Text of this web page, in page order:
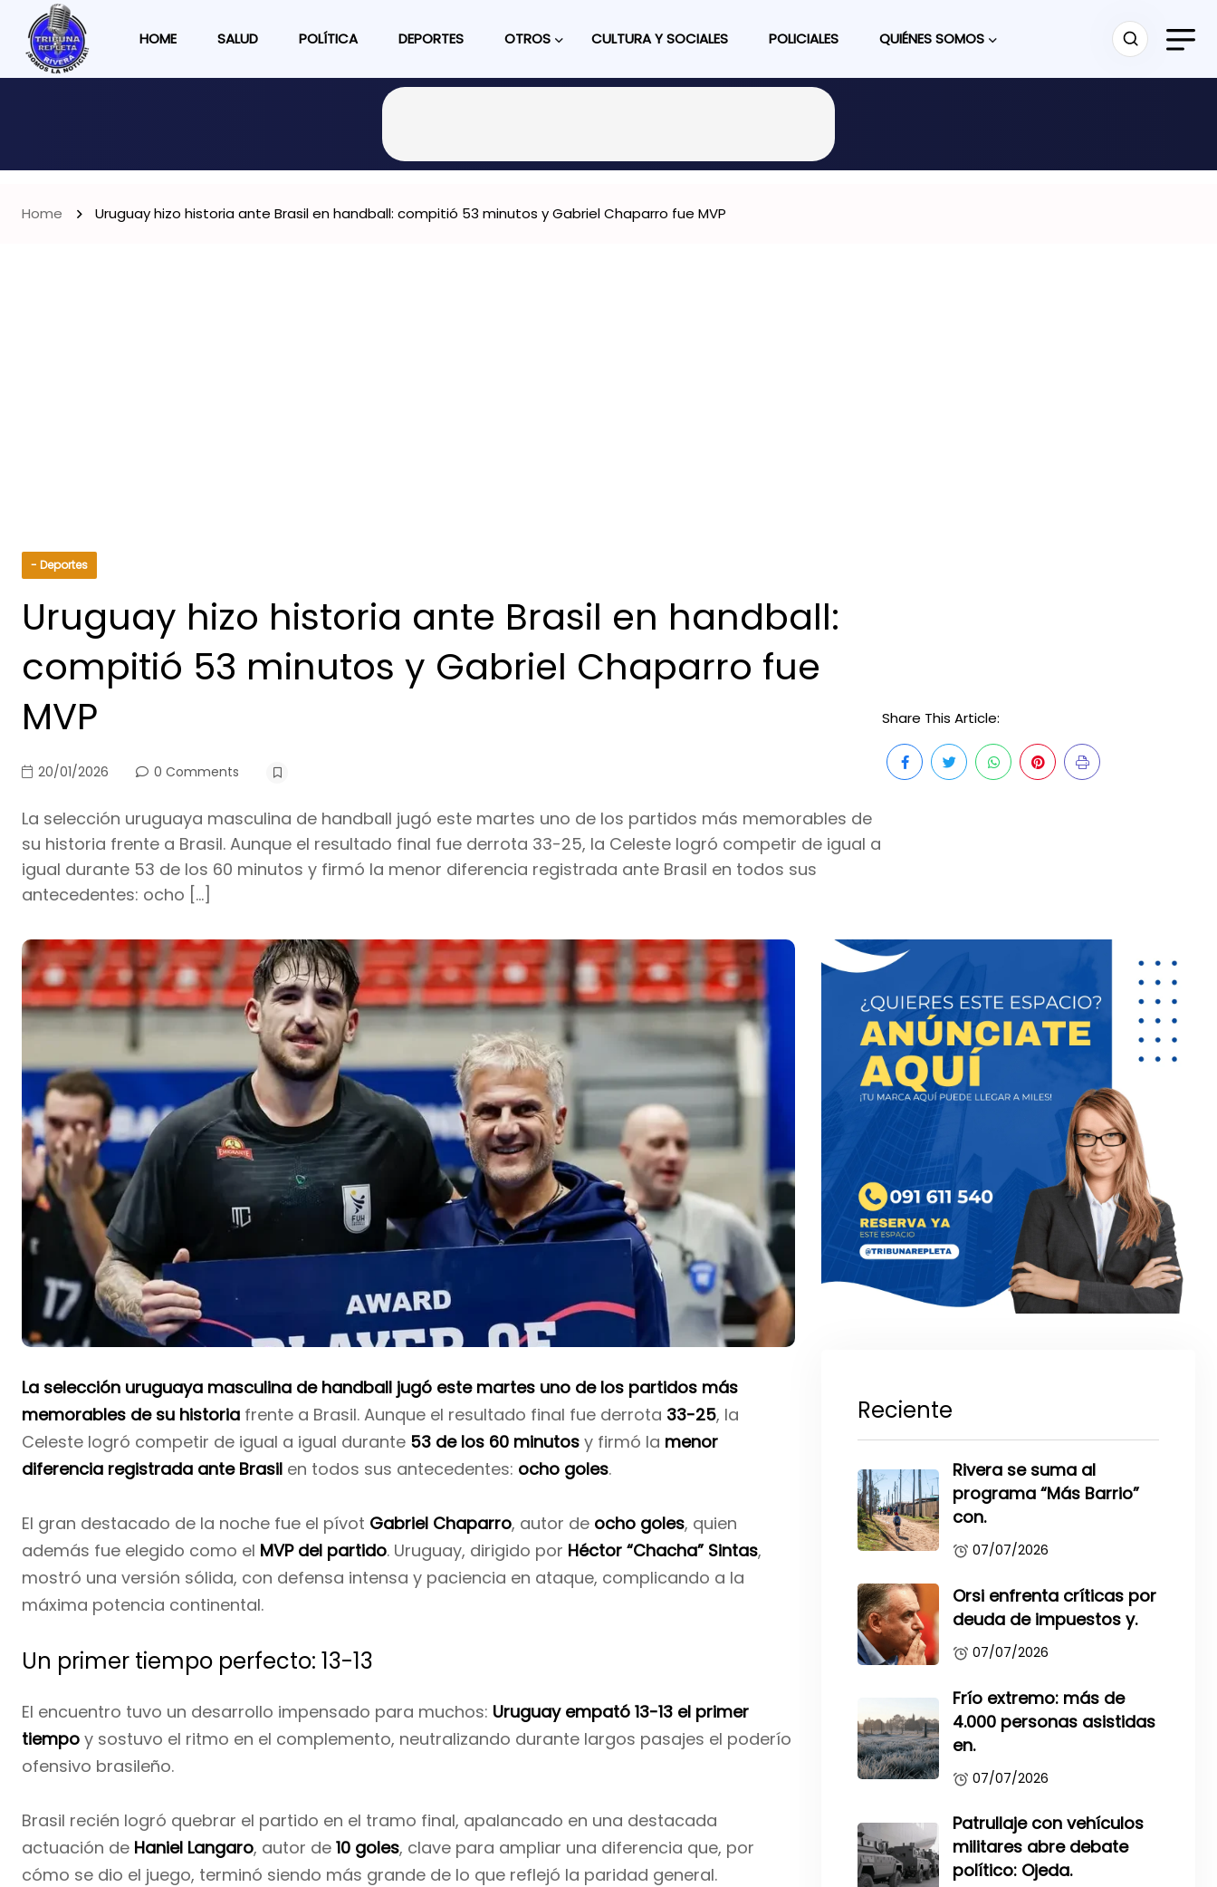
HOME SALUD POLÍTICA DEPORTES OTROS CULTURA Y SOCIALES POLICIALES QUIÉNES SOMOS
Home Uruguay hizo historia ante Brasil en handball: compitió 53 minutos y Gabriel Chaparro fue MVP
- Deportes
Uruguay hizo historia ante Brasil en handball:
compitió 53 minutos y Gabriel Chaparro fue
MVP
20/01/2026 0 Comments
La selección uruguaya masculina de handball jugó este martes uno de los partidos más memorables de
su historia frente a Brasil. Aunque el resultado final fue derrota 33-25, la Celeste logró competir de igual a
igual durante 53 de los 60 minutos y firmó la menor diferencia registrada ante Brasil en todos sus
antecedentes: ocho […]
Share This Article:
La selección uruguaya masculina de handball jugó este martes uno de los partidos más
memorables de su historia frente a Brasil. Aunque el resultado final fue derrota 33-25, la
Celeste logró competir de igual a igual durante 53 de los 60 minutos y firmó la menor
diferencia registrada ante Brasil en todos sus antecedentes: ocho goles.
El gran destacado de la noche fue el pívot Gabriel Chaparro, autor de ocho goles, quien
además fue elegido como el MVP del partido. Uruguay, dirigido por Héctor “Chacha” Sintas,
mostró una versión sólida, con defensa intensa y paciencia en ataque, complicando a la
máxima potencia continental.
Un primer tiempo perfecto: 13-13
El encuentro tuvo un desarrollo impensado para muchos: Uruguay empató 13-13 el primer
tiempo y sostuvo el ritmo en el complemento, neutralizando durante largos pasajes el poderío
ofensivo brasileño.
Brasil recién logró quebrar el partido en el tramo final, apalancado en una destacada
actuación de Haniel Langaro, autor de 10 goles, clave para ampliar una diferencia que, por
cómo se dio el juego, terminó siendo más grande de lo que reflejó la paridad general.
Reciente
Rivera se suma al
programa “Más Barrio”
con.
07/07/2026
Orsi enfrenta críticas por
deuda de impuestos y.
07/07/2026
Frío extremo: más de
4.000 personas asistidas
en.
07/07/2026
Patrullaje con vehículos
militares abre debate
político: Ojeda.